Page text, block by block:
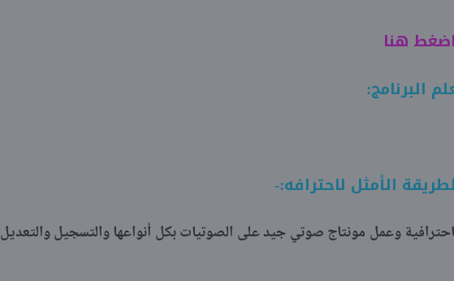
اضغط هنا
البرنامج:
وعمل مونتاج صوتي جيد على الصوتيات بكل أنواعها والتسجيل والتعديل